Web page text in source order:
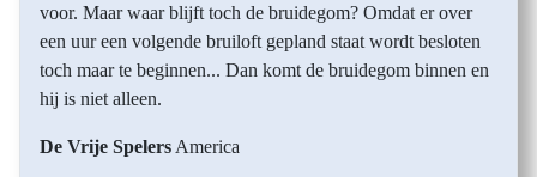
voor. Maar waar blijft toch de bruidegom? Omdat er over
een uur een volgende bruiloft gepland staat wordt besloten
toch maar te beginnen... Dan komt de bruidegom binnen en
hij is niet alleen.
De Vrije Spelers America